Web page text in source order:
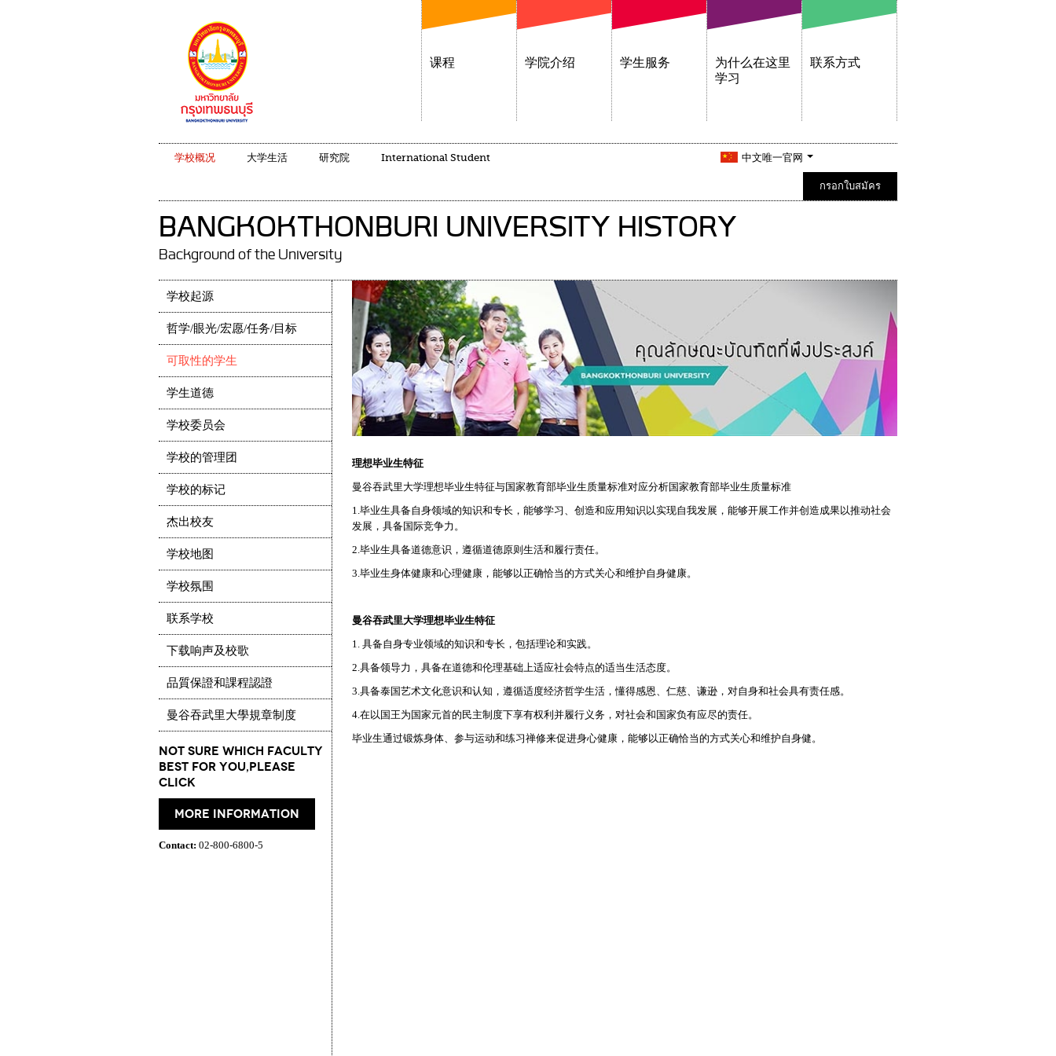
课程 学院介绍 学生服务
为什么在这里
学习
联系方式
学校概况 大学生活 研究院 International Student 中文唯一官网
กรอกใบสมัคร
BANGKOKTHONBURI UNIVERSITY HISTORY
Background of the University
理想毕业生特征
曼谷吞武里大学理想毕业生特征与国家教育部毕业生质量标准对应分析国家教育部毕业生质量标准
1.毕业生具备自身领域的知识和专长，能够学习、创造和应用知识以实现自我发展，能够开展工作并创造成果以推动社会
发展，具备国际竞争力。
2.毕业生具备道德意识，遵循道德原则生活和履行责任。
3.毕业生身体健康和心理健康，能够以正确恰当的方式关心和维护自身健康。
曼谷吞武里大学理想毕业生特征
1. 具备自身专业领域的知识和专长，包括理论和实践。
2.具备领导力，具备在道德和伦理基础上适应社会特点的适当生活态度。
3.具备泰国艺术文化意识和认知，遵循适度经济哲学生活，懂得感恩、仁慈、谦逊，对自身和社会具有责任感。
4.在以国王为国家元首的民主制度下享有权利并履行义务，对社会和国家负有应尽的责任。
毕业生通过锻炼身体、参与运动和练习禅修来促进身心健康，能够以正确恰当的方式关心和维护自身健。
学校起源
哲学/眼光/宏愿/任务/目标
可取性的学生
学生道德
学校委员会
学校的管理团
学校的标记
杰出校友
学校地图
学校氛围
联系学校
下载响声及校歌
品質保證和課程認證
曼谷吞武里大學規章制度
Not Sure which Faculty
best for you,please
click
More information
Contact: 02-800-6800-5